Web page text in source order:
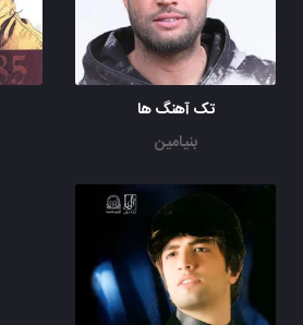
تک آهنگ ها
بنیامین